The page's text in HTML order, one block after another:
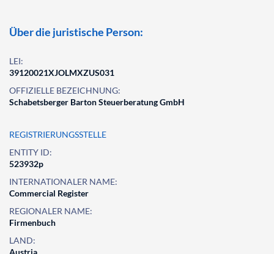
Über die juristische Person:
LEI:
39120021XJOLMXZUS031
OFFIZIELLE BEZEICHNUNG:
Schabetsberger Barton Steuerberatung GmbH
REGISTRIERUNGSSTELLE
ENTITY ID:
523932p
INTERNATIONALER NAME:
Commercial Register
REGIONALER NAME:
Firmenbuch
LAND:
Austria